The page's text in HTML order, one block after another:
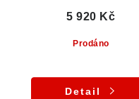
Prodáno
5 920 Kč
Detail